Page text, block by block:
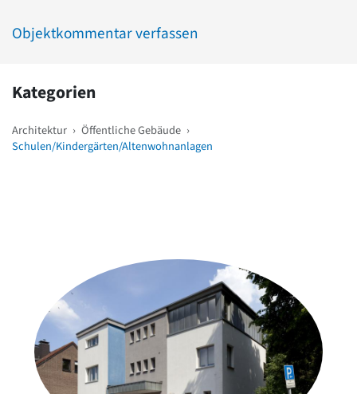
Objektkommentar verfassen
Kategorien
Architektur › Öffentliche Gebäude ›
Schulen/Kindergärten/Altenwohnanlagen